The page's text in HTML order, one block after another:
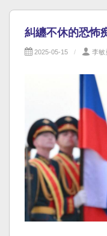
糾纏不休的恐怖
2025-05-15 李敏